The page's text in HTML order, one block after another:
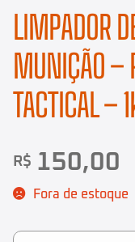
LIMPADOR
MUNIÇÃO –
TACTICAL –
R$ 150,00
Fora de estoque